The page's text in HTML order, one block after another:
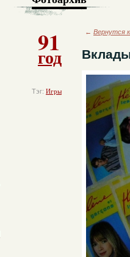
91
год
Тэг: Игры
← Вернутся